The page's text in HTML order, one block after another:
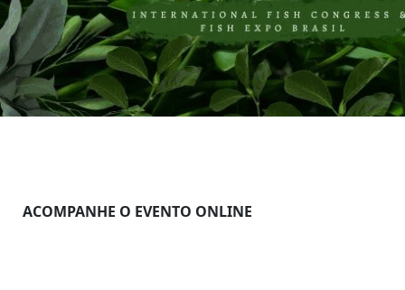
ACOMPANHE O EVENTO ONLINE